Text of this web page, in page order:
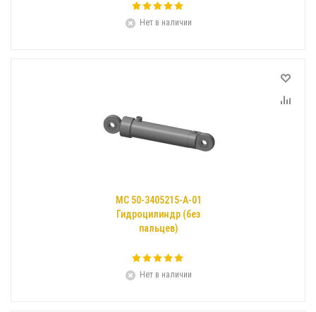
Нет в наличии
МС 50-3405215-А-01
Гидроцилиндр (без
пальцев)
Нет в наличии